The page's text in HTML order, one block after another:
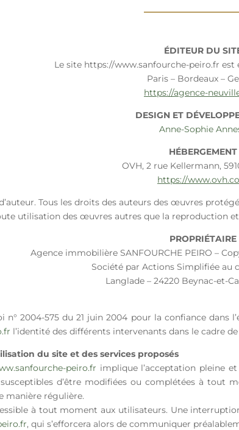
ÉDITEUR DU
Le site https://www.sanfourche-peiro.fr est
Paris – Bordeaux –
https://agence-
DESIGN ET
Anne-Sophie
HÉBERGEMENT
OVH, 2 rue Kellermann,
https://
Tous les droits des auteurs des œuvres
utilisation des œuvres autres que la reproduction
PROPRIÉTAIRE
Agence immobilière SANFOURCHE PEIRO –
Société par Actions Simplifiée au
Langlade – 24220 Beynac-et-
n° 2004-575 du 21 juin 2004 pour la confiance
l’identité des différents intervenants dans le cadre
du site et des services proposés
peiro.fr implique l’acceptation pleine
d’être modifiées ou complétées à tout
manière régulière.
à tout moment aux utilisateurs. Une
, qui s’efforcera alors de communiquer